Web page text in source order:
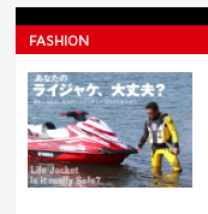
FASHION